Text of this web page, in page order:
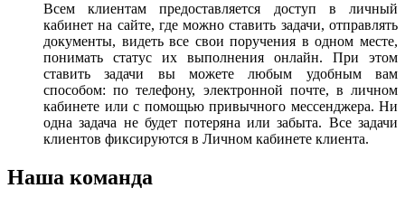
Всем клиентам предоставляется доступ в личный
кабинет на сайте, где можно ставить задачи, отправлять
документы, видеть все свои поручения в одном месте,
понимать статус их выполнения онлайн. При этом
ставить задачи вы можете любым удобным вам
способом: по телефону, электронной почте, в личном
кабинете или с помощью привычного мессенджера. Ни
одна задача не будет потеряна или забыта. Все задачи
клиентов фиксируются в Личном кабинете клиента.
Наша команда